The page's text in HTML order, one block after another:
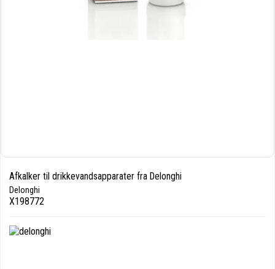
Afkalker til drikkevandsapparater fra Delonghi
Delonghi
X198772